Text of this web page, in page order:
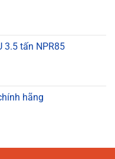
3.5 tấn NPR85
hãng